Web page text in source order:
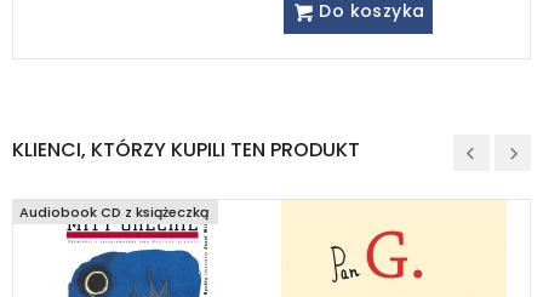
Do koszyka
KLIENCI, KTÓRZY KUPILI TEN PRODUKT
Audiobook CD z książeczką